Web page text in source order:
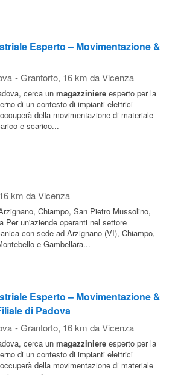
Esperto – Movimentazione &
- Grantorto, 16 km da Vicenza
cerca un magazziniere esperto per la
di un contesto di impianti elettrici
della movimentazione di materiale
e scarico...
km da Vicenza
Chiampo, San Pietro Mussolino,
Per un'aziende operanti nel settore
con sede ad Arzignano (VI), Chiampo,
e Gambellara...
Esperto – Movimentazione &
di Padova
- Grantorto, 16 km da Vicenza
cerca un magazziniere esperto per la
di un contesto di impianti elettrici
della movimentazione di materiale